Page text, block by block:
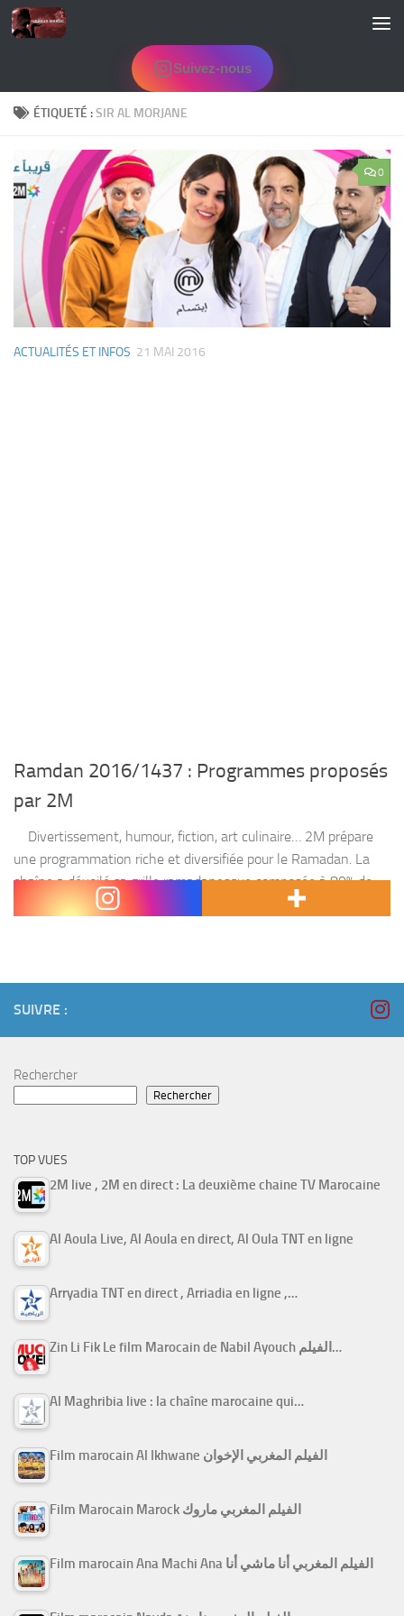
Skip to content
Suivez-nous
ÉTIQUETÉ :SIR AL MORJANE
0
ACTUALITÉS ET INFOS 21 MAI 2016
Ramdan 2016/1437 : Programmes proposés
par 2M
Divertissement, humour, fiction, art culinaire… 2M prépare
une programmation riche et diversifiée pour le Ramadan. La
chaîne a dévoilé sa grille ramadanesque composée à 80% de
productions nationales. Ainsi, l’humoriste Hassan El Fad...
SUIVRE :
Rechercher
Rechercher
TOP VUES
2M live , 2M en direct : La deuxième chaine TV Marocaine
Al Aoula Live, Al Aoula en direct, Al Oula TNT en ligne
Arryadia TNT en direct , Arriadia en ligne ,…
Zin Li Fik Le film Marocain de Nabil Ayouch الفيلم…
Al Maghribia live : la chaîne marocaine qui…
Film marocain Al Ikhwane الفيلم المغربي الإخوان
Film Marocain Marock الفيلم المغربي ماروك
Film marocain Ana Machi Ana الفيلم المغربي أنا ماشي أنا